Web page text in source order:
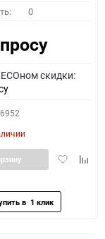
0
скидки:
Добавить